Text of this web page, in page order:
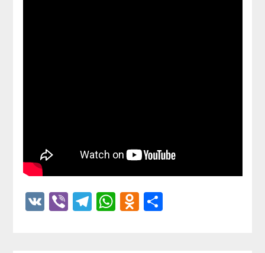
VKViberTelegram
WhatsApp
Odnoklassniki
Отправить